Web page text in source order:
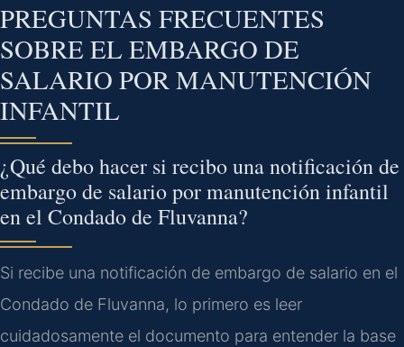
PREGUNTAS FRECUENTES
SOBRE EL EMBARGO DE
SALARIO POR MANUTENCIÓN
INFANTIL
¿Qué debo hacer si recibo una notificación de
embargo de salario por manutención infantil
en el Condado de Fluvanna?
Si recibe una notificación de embargo de salario en el
Condado de Fluvanna, lo primero es leer
cuidadosamente el documento para entender la base